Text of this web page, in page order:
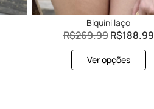
Biquíni laço
R$269.99R$188.99
Ver opções